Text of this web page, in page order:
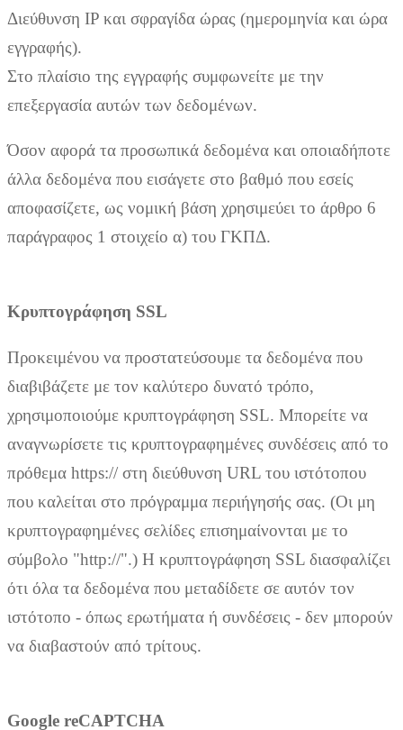
Διεύθυνση IP και σφραγίδα ώρας (ημερομηνία και ώρα
εγγραφής).
Στο πλαίσιο της εγγραφής συμφωνείτε με την
επεξεργασία αυτών των δεδομένων.
Όσον αφορά τα προσωπικά δεδομένα και οποιαδήποτε
άλλα δεδομένα που εισάγετε στο βαθμό που εσείς
αποφασίζετε, ως νομική βάση χρησιμεύει το άρθρο 6
παράγραφος 1 στοιχείο α) του ΓΚΠΔ.
Κρυπτογράφηση SSL
Προκειμένου να προστατεύσουμε τα δεδομένα που
διαβιβάζετε με τον καλύτερο δυνατό τρόπο,
χρησιμοποιούμε κρυπτογράφηση SSL. Μπορείτε να
αναγνωρίσετε τις κρυπτογραφημένες συνδέσεις από το
πρόθεμα https:// στη διεύθυνση URL του ιστότοπου
που καλείται στο πρόγραμμα περιήγησής σας. (Οι μη
κρυπτογραφημένες σελίδες επισημαίνονται με το
σύμβολο "http://".) Η κρυπτογράφηση SSL διασφαλίζει
ότι όλα τα δεδομένα που μεταδίδετε σε αυτόν τον
ιστότοπο - όπως ερωτήματα ή συνδέσεις - δεν μπορούν
να διαβαστούν από τρίτους.
Google reCAPTCHA